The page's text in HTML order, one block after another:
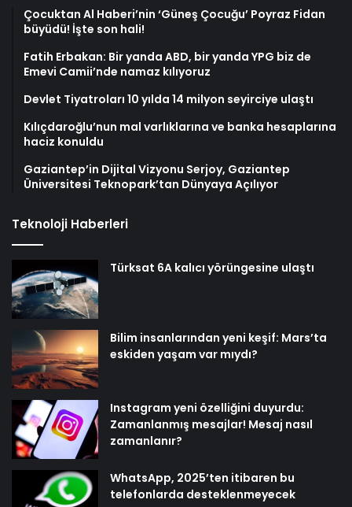
Çocuktan Al Haberi’nin ‘Güneş Çocuğu’ Poyraz Fidan
büyüdü! İşte son hali!
Fatih Erbakan: Bir yanda ABD, bir yanda YPG biz de
Emevi Camii’nde namaz kılıyoruz
Devlet Tiyatroları 10 yılda 14 milyon seyirciye ulaştı
Kılıçdaroğlu’nun mal varlıklarına ve banka hesaplarına
haciz konuldu
Gaziantep’in Dijital Vizyonu Serjoy, Gaziantep
Üniversitesi Teknopark’tan Dünyaya Açılıyor
Teknoloji Haberleri
Türksat 6A kalıcı yörüngesine ulaştı
Bilim insanlarından yeni keşif: Mars’ta
eskiden yaşam var mıydı?
Instagram yeni özelliğini duyurdu:
Zamanlanmış mesajlar! Mesaj nasıl
zamanlanır?
WhatsApp, 2025’ten itibaren bu
telefonlarda desteklenmeyecek